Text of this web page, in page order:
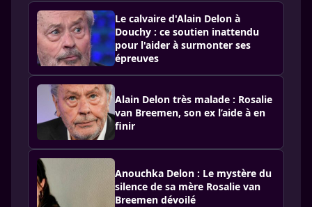
Le calvaire d'Alain Delon à
Douchy : ce soutien inattendu
pour l'aider à surmonter ses
épreuves
Alain Delon très malade : Rosalie
van Breemen, son ex l’aide à en
finir
Anouchka Delon : Le mystère du
silence de sa mère Rosalie van
Breemen dévoilé